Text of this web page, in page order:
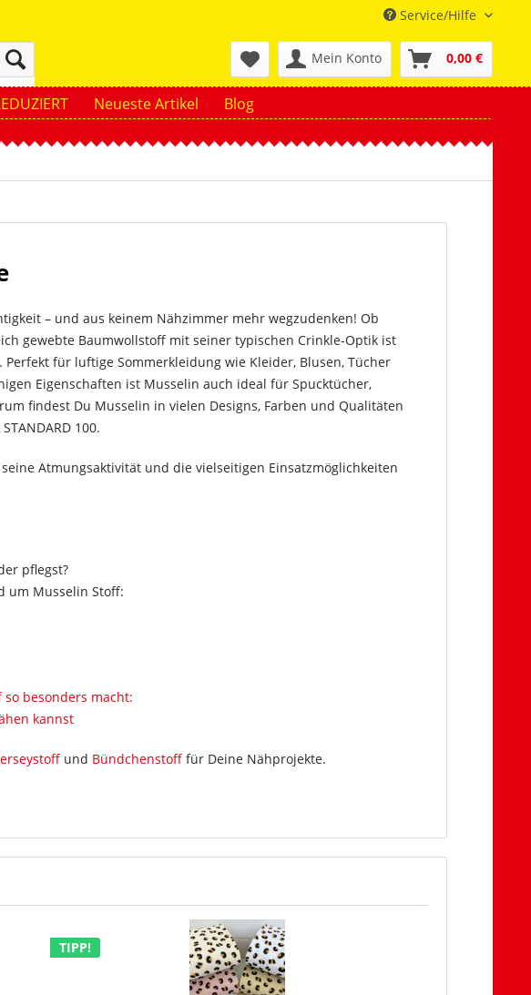
Service/Hilfe
Mein Konto 0,00 €
Neueste Artikel Blog
– und aus keinem Nähzimmer mehr wegzudenken! Ob
gewebte Baumwollstoff mit seiner typischen Crinkle-Optik ist
für luftige Sommerkleidung wie Kleider, Blusen, Tücher
Eigenschaften ist Musselin auch ideal für Spucktücher,
findest Du Musselin in vielen Designs, Farben und Qualitäten
100.
Atmungsaktivität und die vielseitigen Einsatzmöglichkeiten
pflegst?
um Musselin Stoff:
besonders macht:
kannst
und Bündchenstoff für Deine Nähprojekte.
TIPP!